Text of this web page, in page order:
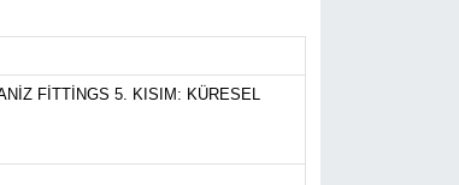
FİTTİNGS 5. KISIM: KÜRESEL